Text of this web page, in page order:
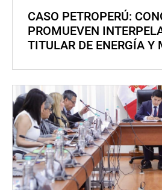
CASO PETROPERÚ:
PROMUEVEN
TITULAR DE ENERGÍA Y